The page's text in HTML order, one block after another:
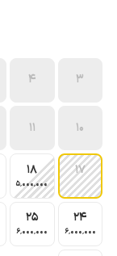
3
4
10
11
17
18
5٬000٬000
24
6٬000٬000
25
6٬000٬000